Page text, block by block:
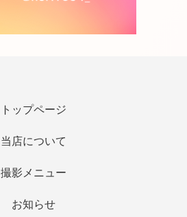
トップページ
当店について
撮影メニュー
お知らせ